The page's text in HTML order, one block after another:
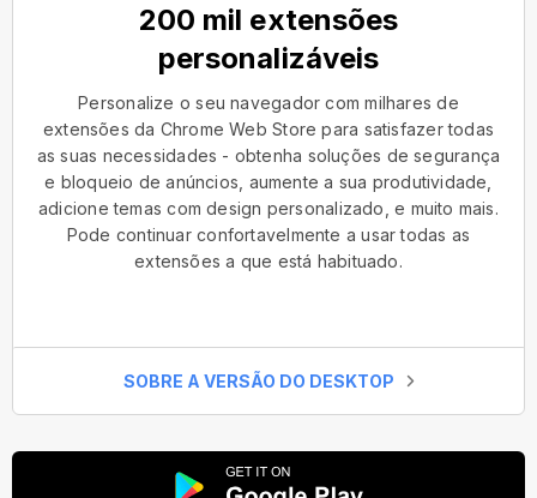
200 mil extensões
personalizáveis
Personalize o seu navegador com milhares de
extensões da Chrome Web Store para satisfazer todas
as suas necessidades - obtenha soluções de segurança
e bloqueio de anúncios, aumente a sua produtividade,
adicione temas com design personalizado, e muito mais.
Pode continuar confortavelmente a usar todas as
extensões a que está habituado.
SOBRE A VERSÃO DO DESKTOP